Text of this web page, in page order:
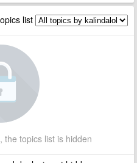
list
the topics list is hidden